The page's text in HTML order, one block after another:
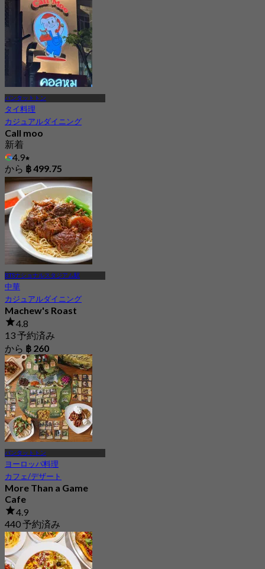
4.8
743 予約済み
から
฿ 268
バンタットトン
タイ料理
カジュアルダイニング
Call moo
新着
4.9
から ฿ 499.75
BTSナショナルスタジアム駅
中華
カジュアルダイニング
Machew's Roast
4.8
13 予約済み
から ฿ 260
バンタットトン
ヨーロッパ料理
カフェ/デザート
More Than a Game
Cafe
4.9
440 予約済み
から ฿ 299